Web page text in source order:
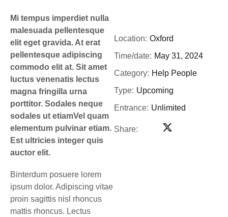
Mi tempus imperdiet nulla
malesuada pellentesque
elit eget gravida. At erat
pellentesque adipiscing
commodo elit at. Sit amet
luctus venenatis lectus
magna fringilla urna
porttitor. Sodales neque
sodales ut etiamVel quam
elementum pulvinar etiam.
Est ultricies integer quis
auctor elit.
Binterdum posuere lorem
ipsum dolor. Adipiscing vitae
proin sagittis nisl rhoncus
mattis rhoncus. Lectus
Location: Oxford
Time/date: May 31, 2024
Category: Help People
Type: Upcoming
Entrance: Unlimited
Share: